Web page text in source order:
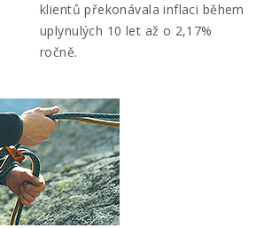
klientů překonávala inflaci během
uplynulých 10 let až o 2,17%
ročně.